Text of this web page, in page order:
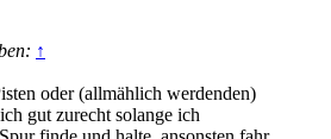
↑
oder (allmählich werdenden)
gut zurecht solange ich